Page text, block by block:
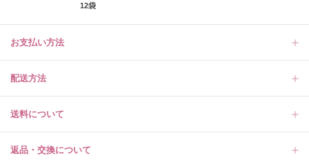
12袋
お支払い方法
配送方法
送料について
返品・交換について